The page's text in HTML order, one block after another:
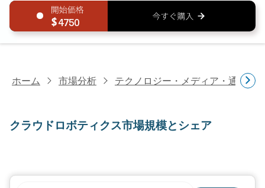
4750
ホーム 市場分析 テクノロジー・メディア・通信研
クラウドロボティクス市場規模とシェア